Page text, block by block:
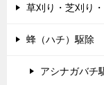
草刈り・芝刈り
蜂（ハチ）駆除
アシナガバチ